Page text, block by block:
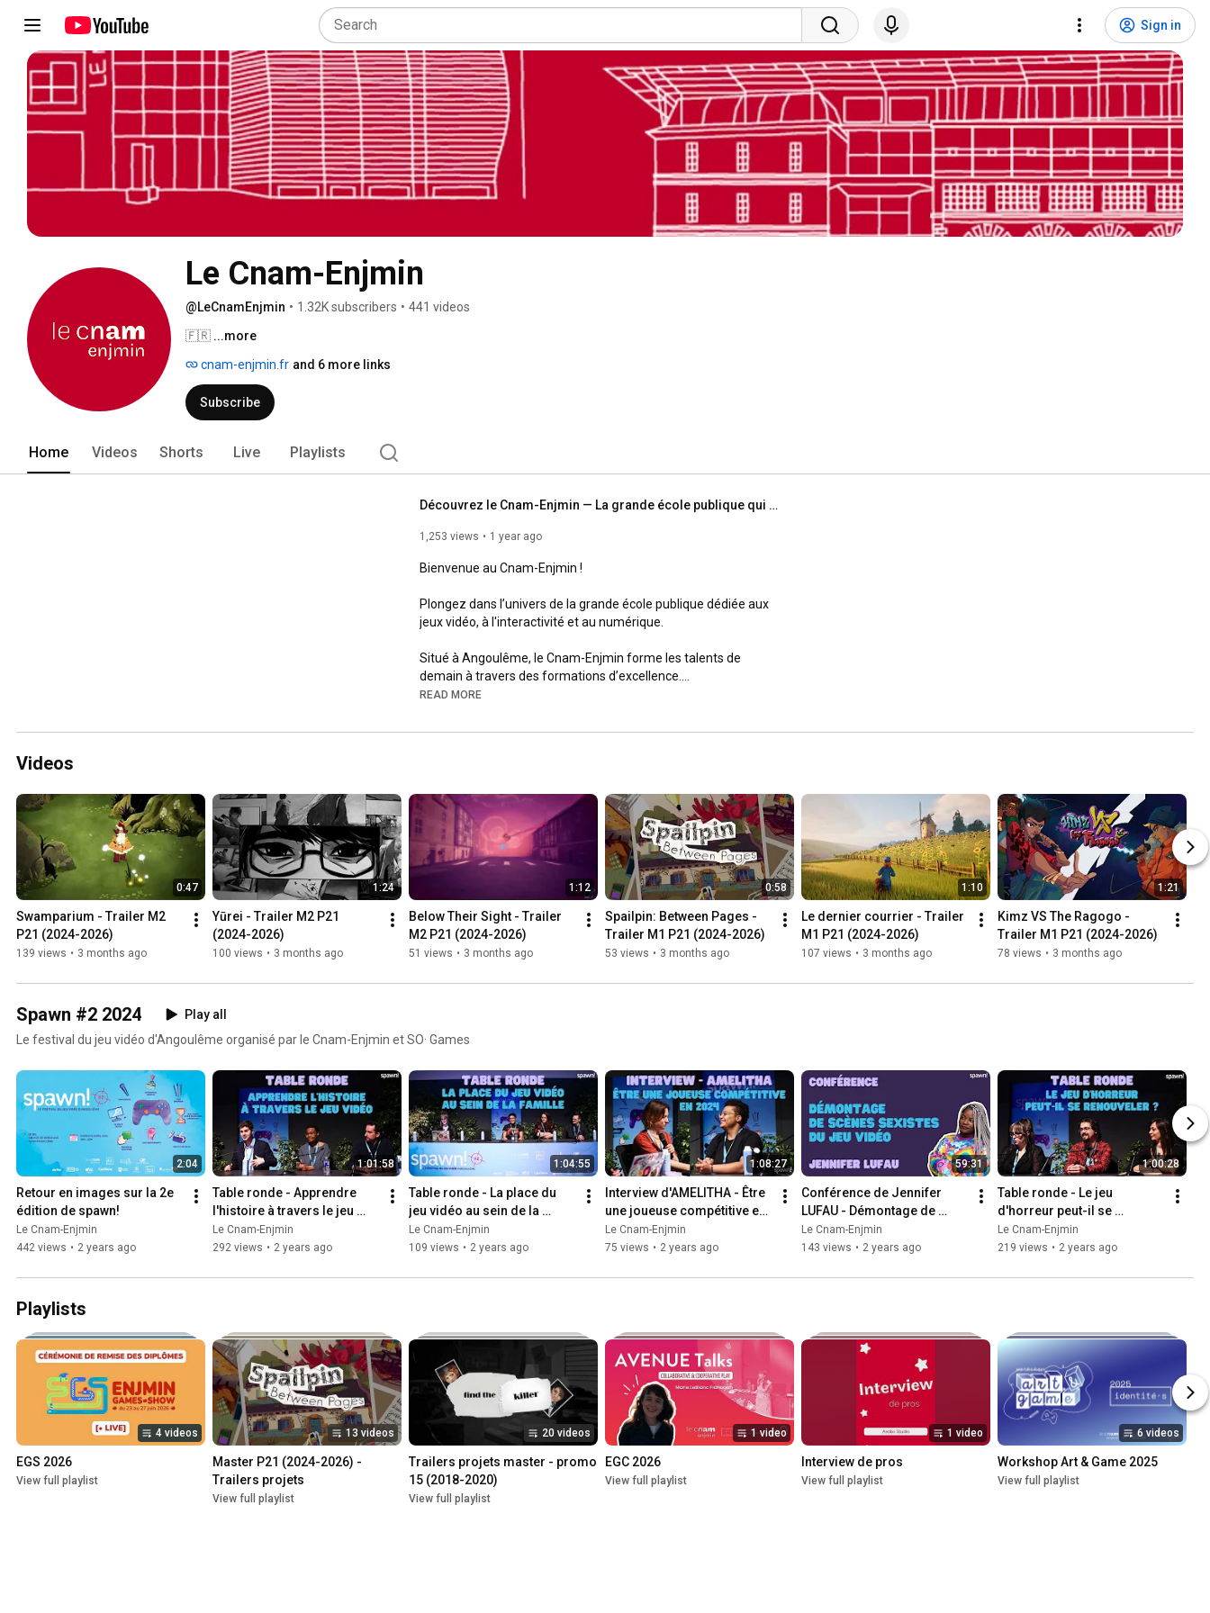
Sign in
Le Cnam-Enjmin
@LeCnamEnjmin • 1.32K subscribers • 441 videos
🇫🇷 ...more
cnam-enjmin.fr and 6 more links
Subscribe
Home Videos Shorts Live Playlists
Découvrez le Cnam-Enjmin — La grande école publique qui forme à tous les métiers du jeu vidéo
1,253 views 1 year ago
Bienvenue au Cnam-Enjmin !
Plongez dans l’univers de la grande école publique dédiée aux
jeux vidéo, à l'interactivité et au numérique.
Situé à Angoulême, le Cnam-Enjmin forme les talents de
demain à travers des formations d’excellence.
métiers)
📱 Suivez-nous sur :
Instagram : @cnamenjmin
LinkedIn : Cnam-Enjmin
TikTok : @cnamenjmin
Facebook : @CnamEnjmin
#CnamEnjmin #JeuVidéo #ÉcoleDuNumérique
#Angoulême
#ÉtudesSupérieures
READ MORE
Videos
0:47
Swamparium - Trailer M2
P21 (2024-2026)
139 views • 3 months ago
1:24
Yūrei - Trailer M2 P21
(2024-2026)
100 views • 3 months ago
1:12
Below Their Sight - Trailer
M2 P21 (2024-2026)
51 views • 3 months ago
0:58
Spailpin: Between Pages -
Trailer M1 P21 (2024-2026)
53 views • 3 months ago
1:10
Le dernier courrier - Trailer
M1 P21 (2024-2026)
107 views • 3 months ago
1:21
Kimz VS The Ragogo -
Trailer M1 P21 (2024-2026)
78 views • 3 months ago
Spawn #2 2024
Play all
Le festival du jeu vidéo d'Angoulême organisé par le Cnam-Enjmin et SO· Games
2:04
Retour en images sur la 2e
édition de spawn!
Le Cnam-Enjmin
442 views • 2 years ago
1:01:58
Table ronde - Apprendre
l'histoire à travers le jeu
vidéo
Le Cnam-Enjmin
292 views • 2 years ago
1:04:55
Table ronde - La place du
jeu vidéo au sein de la
famille
Le Cnam-Enjmin
109 views • 2 years ago
1:08:27
Interview d'AMELITHA - Être
une joueuse compétitive en
2024
Le Cnam-Enjmin
75 views • 2 years ago
59:31
Conférence de Jennifer
LUFAU - Démontage de
scènes sexistes du jeu
vidéo
Le Cnam-Enjmin
143 views • 2 years ago
1:00:28
Table ronde - Le jeu
d'horreur peut-il se
renouveler ?
Le Cnam-Enjmin
219 views • 2 years ago
Playlists
4 videos
EGS 2026
View full playlist
13 videos
Master P21 (2024-2026) -
Trailers projets
View full playlist
20 videos
Trailers projets master - promo
15 (2018-2020)
View full playlist
1 video
EGC 2026
View full playlist
1 video
Interview de pros
View full playlist
6 videos
Workshop Art & Game 2025
View full playlist